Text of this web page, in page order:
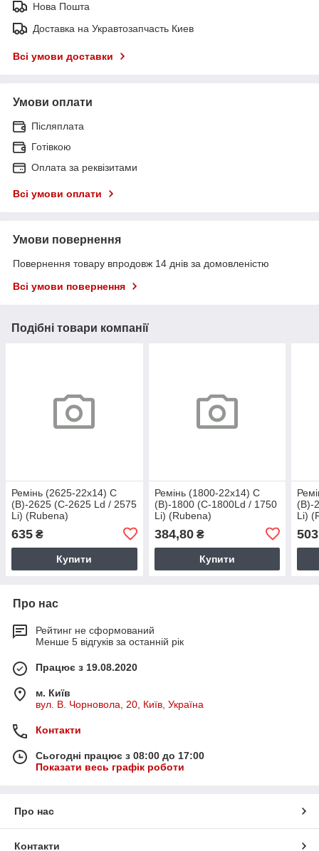
Нова Пошта
Доставка на Укравтозапчасть Киев
Всі умови доставки
Умови оплати
Післяплата
Готівкою
Оплата за реквізитами
Всі умови оплати
Умови повернення
Повернення товару впродовж 14 днів за домовленістю
Всі умови повернення
Подібні товари компанії
Ремінь (2625-22х14) С
(В)-2625 (C-2625 Ld / 2575
Li) (Rubena)
635 ₴
Купити
Ремінь (1800-22х14) С
(В)-1800 (C-1800Ld / 1750
Li) (Rubena)
384,80₴
Купити
(В)-
Li)
Про нас
Рейтинг не сформований
Менше 5 відгуків за останній рік
Працює з 19.08.2020
м. Київ
вул. В. Чорновола, 20, Київ, Україна
Контакти
Сьогодні працює з 08:00 до 17:00
Показати весь графік роботи
Про нас
Контакти